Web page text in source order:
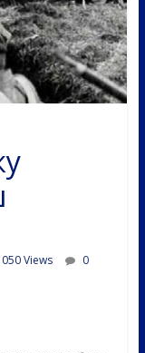
Views
0